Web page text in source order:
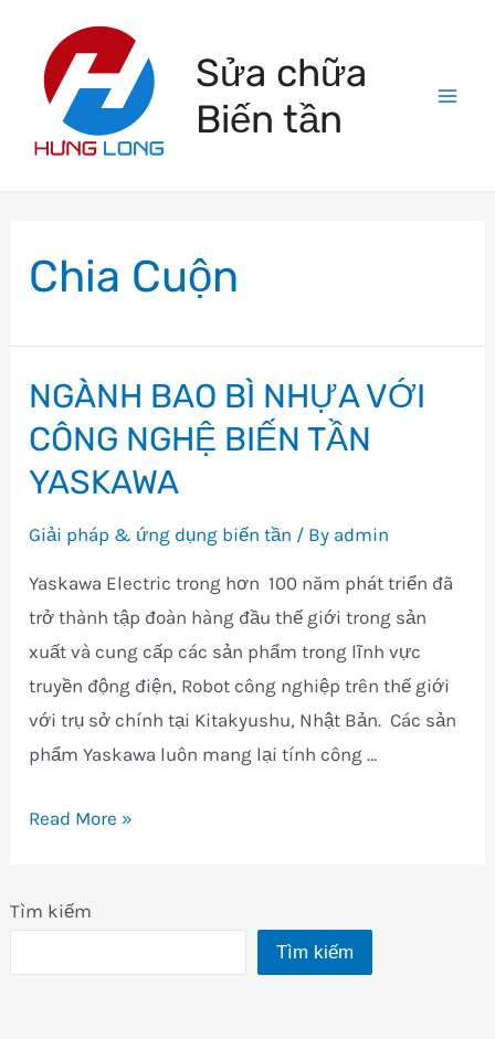
content
Sửa chữa
Biến tần
Tìm kiếm
Tìm kiếm
Chia Cuộn
NGÀNH BAO BÌ NHỰA VỚI
CÔNG NGHỆ BIẾN TẦN
YASKAWA
Giải pháp & ứng dụng biến tần / By admin
Yaskawa Electric trong hơn 100 năm phát triển đã
trở thành tập đoàn hàng đầu thế giới trong sản
xuất và cung cấp các sản phẩm trong lĩnh vực
truyền động điện, Robot công nghiệp trên thế giới
với trụ sở chính tại Kitakyushu, Nhật Bản. Các sản
phẩm Yaskawa luôn mang lại tính công …
NGÀNH
NHỰA
Read More »